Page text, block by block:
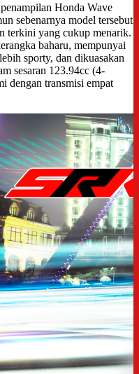
Honda Wave
sebenarnya model tersebut
terkini yang cukup menarik.
baharu, mempunyai
sporty, dan dikuasakan
sesaran 123.94cc (4-
dengan transmisi empat